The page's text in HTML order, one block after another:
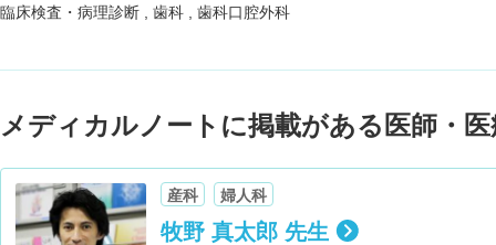
臨床検査・病理診断
歯科 歯科口腔外科
メディカルノートに掲載がある医師・
産科 婦人科
牧野 真太郎 先生